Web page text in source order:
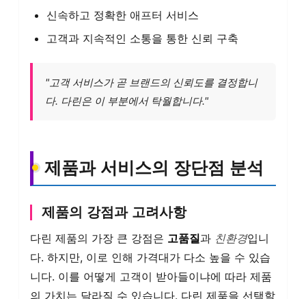
신속하고 정확한 애프터 서비스
고객과 지속적인 소통을 통한 신뢰 구축
"고객 서비스가 곧 브랜드의 신뢰도를 결정합니
다. 다린은 이 부분에서 탁월합니다."
제품과 서비스의 장단점 분석
제품의 강점과 고려사항
다린 제품의 가장 큰 강점은 고품질과 친환경입니
다. 하지만, 이로 인해 가격대가 다소 높을 수 있습
니다. 이를 어떻게 고객이 받아들이냐에 따라 제품
의 가치는 달라질 수 있습니다. 다린 제품을 선택할